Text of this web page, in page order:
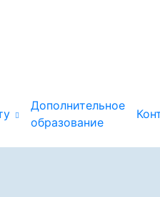
Дополнительное
образование